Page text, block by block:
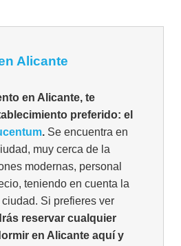
Alicante
en Alicante, te
preferido: el
.Se encuentra en
muy cerca de la
modernas, personal
teniendo en cuenta la
Si prefieres ver
reservar cualquier
en Alicante aquí y